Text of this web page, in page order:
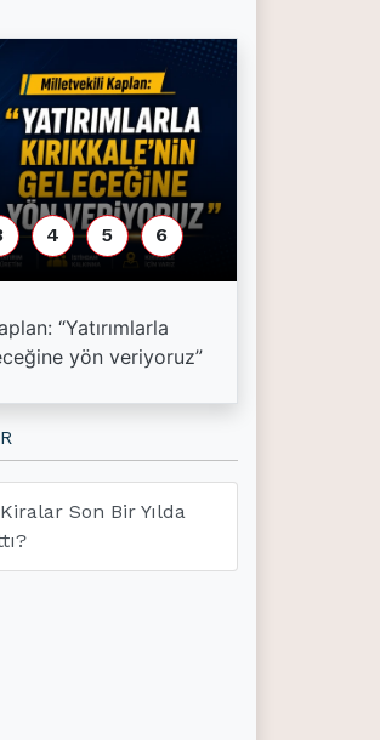
“Yatırımlarla
yön veriyoruz”
4 5 6
Son Bir Yılda